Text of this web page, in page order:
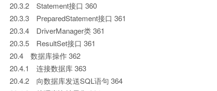
20.3.2 Statement接口 360
20.3.3 PreparedStatement接口 361
20.3.4 DriverManager类 361
20.3.5 ResultSet接口 361
20.4 数据库操作 362
20.4.1 连接数据库 363
20.4.2 向数据库发送SQL语句 364